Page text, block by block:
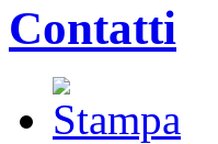
Contatti